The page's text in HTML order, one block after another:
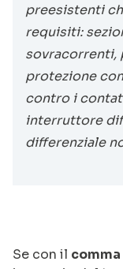
preesistenti
requisiti:
sovracorrenti,
protezione
contro i
interruttore
differenziale
Se con il comma